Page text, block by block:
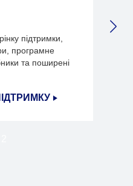
підтримки,
програмне
та поширені